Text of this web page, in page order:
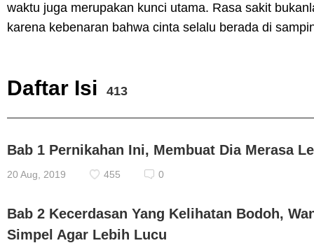
waktu juga merupakan kunci utama. Rasa sakit
karena kebenaran bahwa cinta selalu berada di
Daftar Isi 413
Bab 1 Pernikahan Ini, Membuat Dia Merasa
20 Aug, 2019 455 0
Bab 2 Kecerdasan Yang Kelihatan Bodoh,
Simpel Agar Lebih Lucu